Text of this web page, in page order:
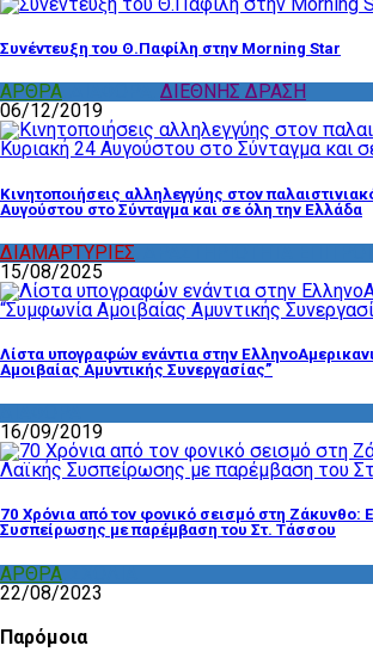
Συνέντευξη του Θ.Παφίλη στην Morning Star
ΑΡΘΡΑ
ΔΙΕΘΝΗΣ ΔΡΑΣΗ
06/12/2019
Κινητοποιήσεις αλληλεγγύης στον
Αυγούστου στο Σύνταγμα και σε όλη την Ελλάδα
ΔΙΑΜΑΡΤΥΡΙΕΣ
15/08/2025
Λίστα υπογραφών ενάντια στην
Αμοιβαίας Αμυντικής Συνεργασίας”
16/09/2019
70 Χρόνια από τον φονικό σεισμό στη
Συσπείρωσης με παρέμβαση του Στ. Τάσσου
ΑΡΘΡΑ
22/08/2023
Παρόμοια